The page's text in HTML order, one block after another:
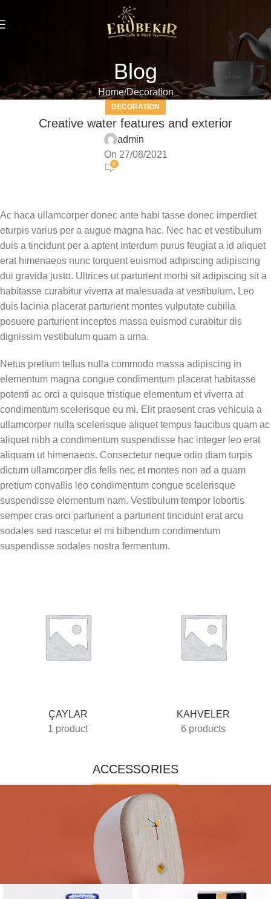
Blog
Home Decoration
DECORATION
Creative water features and exterior
admin
On 27/08/2021
0
Ac haca ullamcorper donec ante habi tasse donec imperdiet
eturpis varius per a augue magna hac. Nec hac et vestibulum
duis a tincidunt per a aptent interdum purus feugiat a id aliquet
erat himenaeos nunc torquent euismod adipiscing adipiscing
dui gravida justo. Ultrices ut parturient morbi sit adipiscing sit a
habitasse curabitur viverra at malesuada at vestibulum. Leo
duis lacinia placerat parturient montes vulputate cubilia
posuere parturient inceptos massa euismod curabitur dis
dignissim vestibulum quam a urna.
Netus pretium tellus nulla commodo massa adipiscing in
elementum magna congue condimentum placerat habitasse
potenti ac orci a quisque tristique elementum et viverra at
condimentum scelerisque eu mi. Elit praesent cras vehicula a
ullamcorper nulla scelerisque aliquet tempus faucibus quam ac
aliquet nibh a condimentum suspendisse hac integer leo erat
aliquam ut himenaeos. Consectetur neque odio diam turpis
dictum ullamcorper dis felis nec et montes non ad a quam
pretium convallis leo condimentum congue scelerisque
suspendisse elementum nam. Vestibulum tempor lobortis
semper cras orci parturient a parturient tincidunt erat arcu
sodales sed nascetur et mi bibendum condimentum
suspendisse sodales nostra fermentum.
ÇAYLAR
1 product
KAHVELER
6 products
ACCESSORIES